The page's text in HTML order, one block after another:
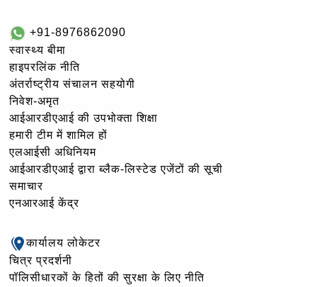
+91-8976862090
स्वास्थ्य बीमा
हाइपरलिंक नीति
अंतर्राष्ट्रीय संचालन सहयोगी
निवेश-अमृत
आईआरडीएआई की उपभोक्ता शिक्षा
हमारी टीम में शामिल हों
एलआईसी अधिनियम
आईआरडीएआई द्वारा ब्लैक-लिस्टेड एजेंटों की सूची
समाचार
एनआरआई केंद्र
कार्यालय लोकेटर
चित्र प्रदर्शनी
पॉलिसीधारकों के हितों की सुरक्षा के लिए नीति